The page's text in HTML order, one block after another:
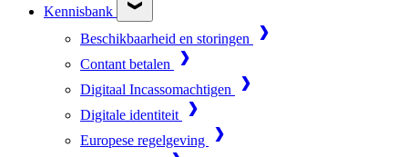
Kennisbank
Beschikbaarheid en storingen
Contant betalen
Digitaal Incassomachtigen
Digitale identiteit
Europese regelgeving